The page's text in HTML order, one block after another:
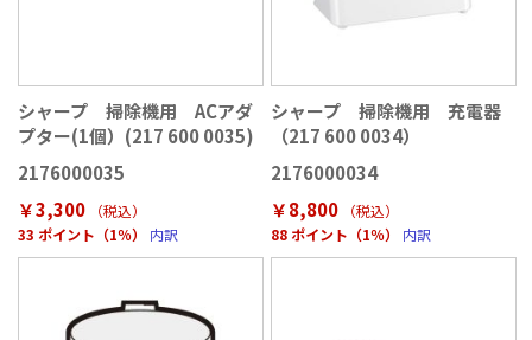
シャープ 掃除機用 ACアダ
プター(1個）(217 600 0035)
2176000035
￥3,300
（税込）
33 ポイント（1％）
内訳
シャープ 掃除機用 充電器
（217 600 0034）
2176000034
￥8,800
（税込）
88 ポイント（1％）
内訳